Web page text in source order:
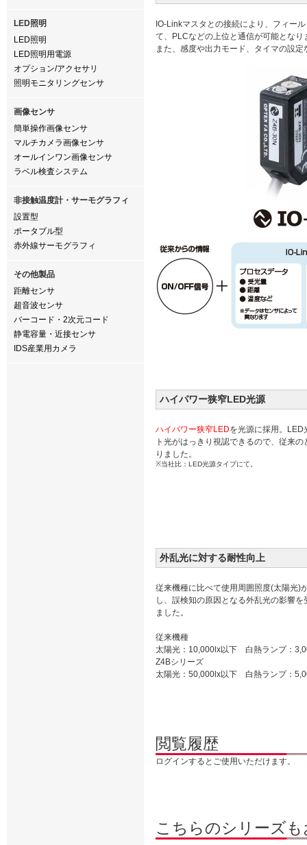
LED照明
LED照明
LED照明用電源
オプション/アクセサリ
照明モニタリングセンサ
画像センサ
簡単操作画像センサ
マルチカメラ画像センサ
オールインワン画像センサ
ラベル検査システム
非接触温度計・サーモグラフィ
設置型
ポータブル型
赤外線サーモグラフィ
その他製品
距離センサ
超音波センサ
バーコード・2次元コード
静電容量・近接センサ
IDS産業用カメラ
IO-Linkマスタとの接続により、フィー
て、PLCなどの上位と通信が可能となり
また、感度や出力モード、タイマの設
ハイパワー狭窄LED光源
ハイパワー狭窄LEDを光源に採用。LED
ト光がはっきり視認できるので、従来
りました。
※当社比：LED光源タイプにて。
外乱光に対する耐性向上
従来機種に比べて使用周囲照度(太陽光)
し、誤検知の原因となる外乱光の影響を
ました。
従来機種
太陽光：10,000lx以下 白熱ランプ：
Z4Bシリーズ
太陽光：50,000lx以下 白熱ランプ：
閲覧履歴
ログインするとご使用いただけます。
こちらのシリーズ